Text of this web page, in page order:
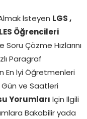
İsteyen LGS ,
Öğrencileri
Çözme Hızlarını
Paragraf
En İyi Öğretmenleri
ve Saatleri
Yorumları
İçin İlgili
Bakabilir yada